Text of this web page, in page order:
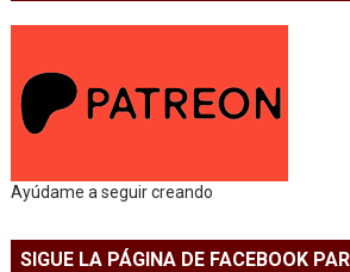
Ayúdame a seguir creando
SIGUE LA PÁGINA DE FACEBOOK